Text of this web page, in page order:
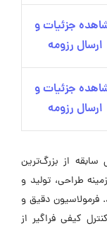
جزئیات و
ارسال رزومه
جزئیات و
ارسال رزومه
بهداشتی فیروز با حدود 50 سال سابقه از بزرگ‌ترین
طراحی، تولید و
دقیق و
کیفی فراگیر از